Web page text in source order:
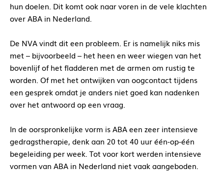
hun doelen. Dit komt ook naar voren in de vele klachten
over ABA in Nederland.
De NVA vindt dit een probleem. Er is namelijk niks mis
met – bijvoorbeeld – het heen en weer wiegen van het
bovenlijf of het fladderen met de armen om rustig te
worden. Of met het ontwijken van oogcontact tijdens
een gesprek omdat je anders niet goed kan nadenken
over het antwoord op een vraag.
In de oorspronkelijke vorm is ABA een zeer intensieve
gedragstherapie, denk aan 20 tot 40 uur één-op-één
begeleiding per week. Tot voor kort werden intensieve
vormen van ABA in Nederland niet vaak aangeboden.